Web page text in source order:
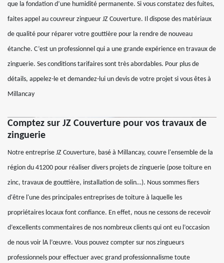
que la fondation d’une humidité permanente. Si vous constatez des fuites,
faites appel au couvreur zingueur JZ Couverture. Il dispose des matériaux
de qualité pour réparer votre gouttière pour la rendre de nouveau
étanche. C’est un professionnel qui a une grande expérience en travaux de
zinguerie. Ses conditions tarifaires sont très abordables. Pour plus de
détails, appelez-le et demandez-lui un devis de votre projet si vous êtes à
Millancay
Comptez sur JZ Couverture pour vos travaux de
zinguerie
Notre entreprise JZ Couverture, basé à Millancay, couvre l'ensemble de la
région du 41200 pour réaliser divers projets de zinguerie (pose toiture en
zinc, travaux de gouttière, installation de solin…). Nous sommes fiers
d'être l'une des principales entreprises de toiture à laquelle les
propriétaires locaux font confiance. En effet, nous ne cessons de recevoir
d’excellents commentaires de nos nombreux clients qui ont eu l’occasion
de nous voir lA l’œuvre. Vous pouvez compter sur nos zingueurs
professionnels pour effectuer avec grand professionnalisme toute